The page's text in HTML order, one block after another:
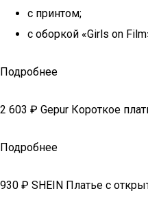
с принтом;
с оборкой «Girls on
Подробнее
2 603 ₽ Gepur Короткое
Подробнее
930 ₽ SHEIN Платье с